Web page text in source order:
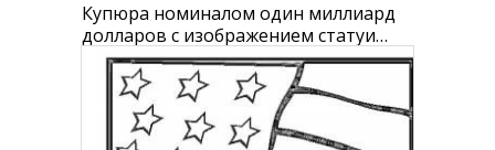
Купюра номиналом один миллиард
долларов с изображением статуи
Свободы и флага США